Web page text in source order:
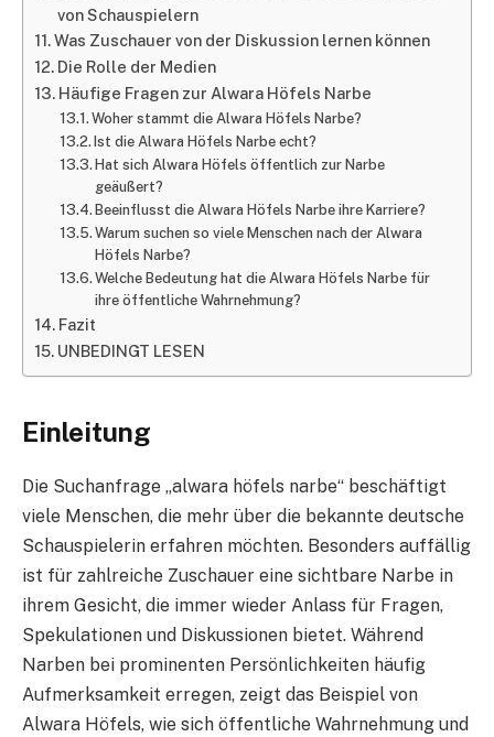
von Schauspielern
Was Zuschauer von der Diskussion lernen können
Die Rolle der Medien
Häufige Fragen zur Alwara Höfels Narbe
Woher stammt die Alwara Höfels Narbe?
Ist die Alwara Höfels Narbe echt?
Hat sich Alwara Höfels öffentlich zur Narbe
geäußert?
Beeinflusst die Alwara Höfels Narbe ihre Karriere?
Warum suchen so viele Menschen nach der Alwara
Höfels Narbe?
Welche Bedeutung hat die Alwara Höfels Narbe für
ihre öffentliche Wahrnehmung?
Fazit
UNBEDINGT LESEN
Einleitung
Die Suchanfrage „alwara höfels narbe“ beschäftigt
viele Menschen, die mehr über die bekannte deutsche
Schauspielerin erfahren möchten. Besonders auffällig
ist für zahlreiche Zuschauer eine sichtbare Narbe in
ihrem Gesicht, die immer wieder Anlass für Fragen,
Spekulationen und Diskussionen bietet. Während
Narben bei prominenten Persönlichkeiten häufig
Aufmerksamkeit erregen, zeigt das Beispiel von
Alwara Höfels, wie sich öffentliche Wahrnehmung und